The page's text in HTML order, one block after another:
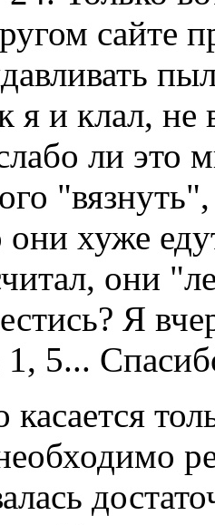
сайте
я и клал, не
ли это
они хуже
они
Я
1, 5...
касается